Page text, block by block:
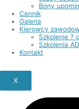
Bony
Cennik
Galeria
Kierowcy
Szkolenie ?
Szkolenia
Kontakt
X